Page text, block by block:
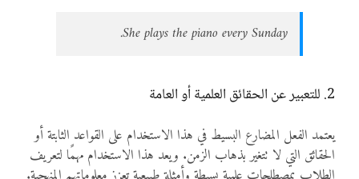
She plays the piano every Sunday.
2. للتعبير عن الحقائق العلمية أو العامة
يعتمد الفعل المضارع البسيط في هذا الاستخدام على القواعد الثابتة أو
الحقائق التي لا تتغير بذهاب الزمن. ويعد هذا الاستخدام مهمًا لتعريف